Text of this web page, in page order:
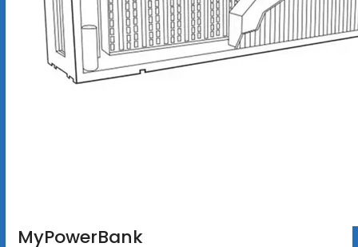
MyPowerBank